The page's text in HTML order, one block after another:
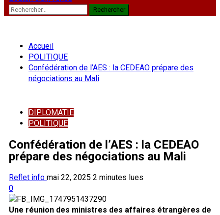
Rechercher :
Accueil
POLITIQUE
Confédération de l’AES : la CEDEAO prépare des
négociations au Mali
DIPLOMATIE
POLITIQUE
Confédération de l’AES : la CEDEAO
prépare des négociations au Mali
Reflet info mai 22, 2025 2 minutes lues
0
Une réunion des ministres des affaires étrangères de